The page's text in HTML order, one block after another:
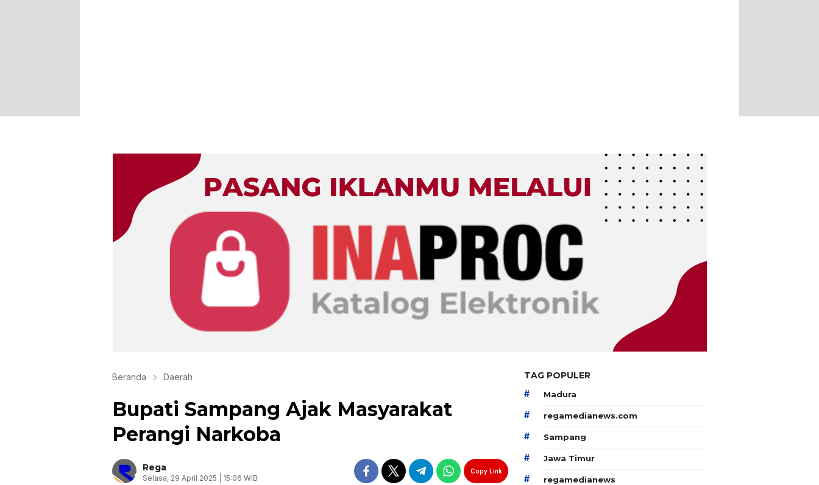
Beranda Daerah
Bupati Sampang Ajak Masyarakat
Perangi Narkoba
Rega
Selasa, 29 April 2025 | 15:06 WIB
Copy Link
TAG POPULER
# Madura
# regamedianews.com
# Sampang
# Jawa Timur
# regamedianews